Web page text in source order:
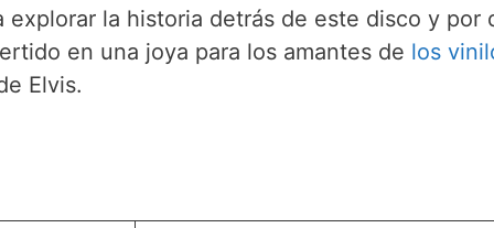
explorar la historia detrás de este disco y por
en una joya para los amantes de los
Elvis.